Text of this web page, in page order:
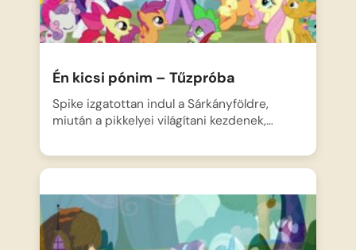
Én kicsi pónim – Tűzpróba
Spike izgatottan indul a Sárkányföldre,
miután a pikkelyei világítani kezdenek,…